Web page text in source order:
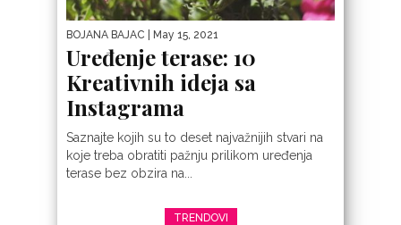
BOJANA BAJAC | May 15, 2021
Uređenje terase: 10
Kreativnih ideja sa
Instagrama
Saznajte kojih su to deset najvažnijih stvari na
koje treba obratiti pažnju prilikom uređenja
terase bez obzira na...
TRENDOVI